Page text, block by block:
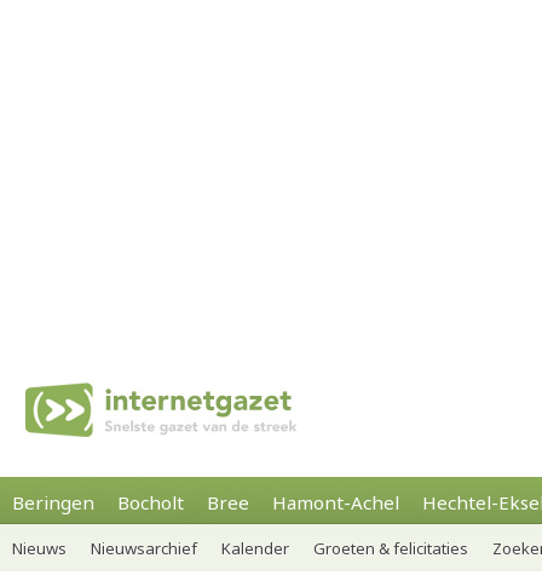
Beringen Bocholt Bree Hamont-Achel Hechtel-
Nieuws Nieuwsarchief Kalender Groeten & felicitaties